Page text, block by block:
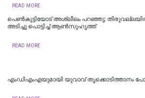
READ MORE
പെൺകുട്ടിയോട് അശ്ലീലം പറഞ്ഞു;
അടിച്ചു പൊട്ടിച്ച് ആൺസുഹൃത്ത്
READ MORE
എംഡിഎംഎയുമായി യുവാവ് തൃക്കൊടിത്താനം